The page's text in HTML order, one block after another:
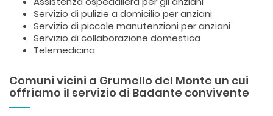
Servizio di pulizie a domicilio per anziani
Servizio di piccole manutenzioni per anziani
Servizio di collaborazione domestica
Telemedicina
Comuni vicini a Grumello del Monte un cui
offriamo il servizio di Badante convivente